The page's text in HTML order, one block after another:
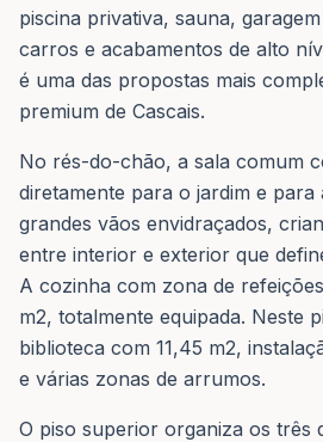
piscina privativa, sauna,
carros e acabamentos de alto
é uma das propostas mais
premium de Cascais.
No rés-do-chão, a sala comum
diretamente para o jardim e para
grandes vãos envidraçados,
entre interior e exterior que
A cozinha com zona de
m2, totalmente equipada. Neste
biblioteca com 11,45 m2,
e várias zonas de arrumos.
O piso superior organiza os três